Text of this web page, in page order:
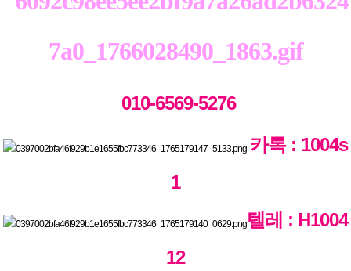
010-6569-5276
카톡 : 1004s
1
텔레 : H1004
12